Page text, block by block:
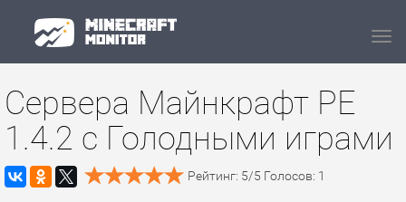
Сервера Майнкрафт PE
1.4.2 с Голодными играми
Рейтинг: 5/5 Голосов: 1